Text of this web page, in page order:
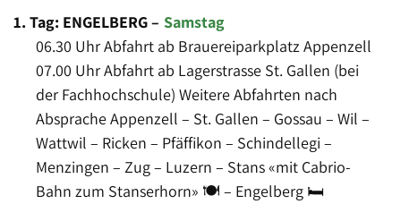
1. Tag: ENGELBERG– Samstag
06.30 Uhr Abfahrt ab Brauereiparkplatz Appenzell
07.00 Uhr Abfahrt ab Lagerstrasse St. Gallen (bei
der Fachhochschule) Weitere Abfahrten nach
Absprache Appenzell – St. Gallen – Gossau – Wil –
Wattwil – Ricken – Pfäffikon – Schindellegi –
Menzingen – Zug – Luzern – Stans «mit Cabrio-
Bahn zum Stanserhorn» 🍽 – Engelberg 🛏